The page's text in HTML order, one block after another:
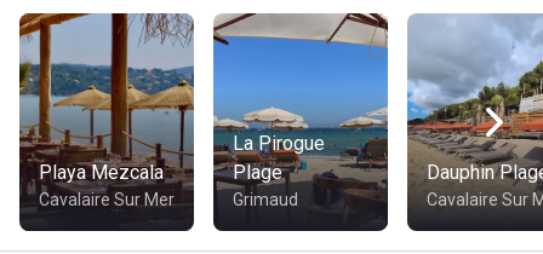
Playa Mezcala
Cavalaire Sur Mer
La Pirogue
Plage
Grimaud
Dauphin
Cavalaire Sur